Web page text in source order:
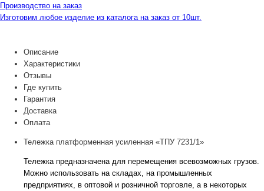
Производство на заказ
Изготовим любое изделие из каталога на заказ от 10шт.
Описание
Характеристики
Отзывы
Где купить
Гарантия
Доставка
Оплата
Тележка платформенная усиленная «ТПУ 7231/1»
Тележка предназначена для перемещения всевозможных грузов.
Можно использовать на складах, на промышленных
предприятиях, в оптовой и розничной торговле, а в некоторых